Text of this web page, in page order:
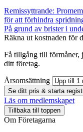
Remissyttrande:
för att förhindra
På grund av brister i
Räkna ut kostnaden för
Få tillgång till förmåner,
ditt företag.
Årsomsättning
Se ditt pris & starta
Läs om medlemskapet
Tillbaka till toppen
Om Företagarna